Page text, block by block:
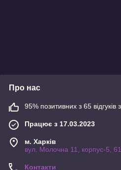
Про нас
95% позитивних з 65 відгуків
Працює з 17.03.2023
м. Харків
вул. Молочна 11, корпус-5,
Контакти